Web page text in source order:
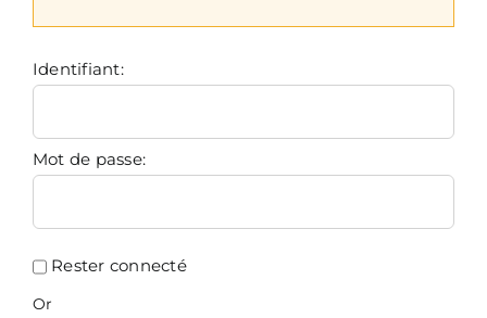
Identifiant:
Mot de passe:
Rester connecté
Or